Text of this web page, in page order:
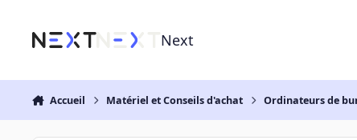
Next
Accueil Matériel et Conseils d'achat Ordinateurs de